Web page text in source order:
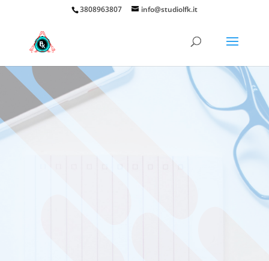
3808963807 info@studiolfk.it